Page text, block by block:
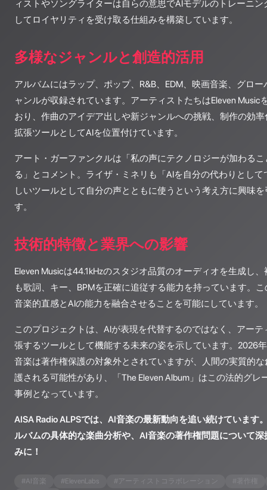
ィストやソングライターは自らの意思でAIモデルのトレーニ
してロイヤリティを受け取る仕組みを構築しています。
多様なジャンルと創造的活用
アルバムにはラップ、ポップ、R&B、EDM、映画音楽、グロ
ャンルが収録されています。アーティストたちはEleven Music
おり、作曲のアイデア出しや新ジャンルへの挑戦、制作の効
拡張ツールとしてAIを位置付けています。
アート・ガーファンクルは「私の声にテクノロジーが加わる
る」とコメント。ライザ・ミネリも「AIを自分の代わりとし
しいツールとして自分の声とともに使うという考え方に興味
す。
技術的特徴と業界への影響
Eleven Musicは44.1kHzのスタジオ品質のオーディオを生成し
も歌詞、キー、BPMを正確に追従する能力を持っています。
音楽的直感とAIの能力を融合させることを可能にしています。
このプロジェクトは、AIが表現を代替するのではなく、アー
張するツールとして機能する未来の姿を示しています。2026
音楽は著作権保護の対象外とされていますが、人間の実質的
護される可能性があり、「The Eleven Album」はこの法的グレ
事例となっています。
AISA Radio ALPSでは、AI音楽の最新動向を追い続けています
ルバムの具体的な楽曲分析や、AI音楽の著作権問題について
みに！
#AI音楽 # ElevenLabs # アーティストコラボレーション #